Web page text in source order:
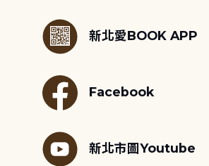
新北愛BOOK APP
Facebook
新北市圖Youtube